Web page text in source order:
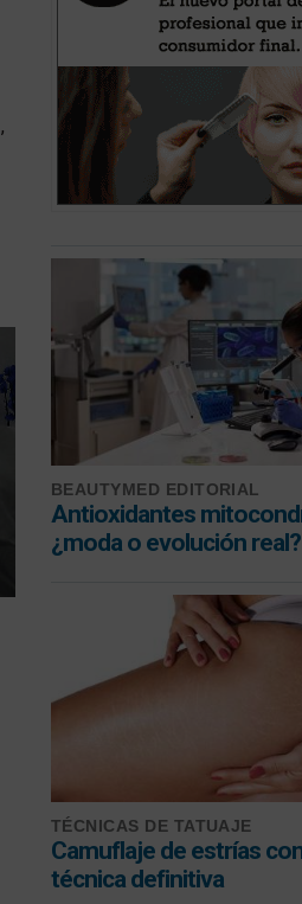
BEAUTYMED EDITORIAL
Antioxidantes
¿moda o evolución real?
TÉCNICAS DE TATUAJE
Camuflaje de estrías
técnica definitiva